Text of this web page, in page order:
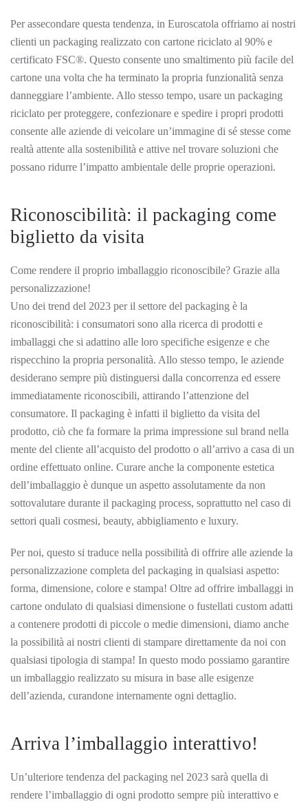
Per assecondare questa tendenza, in Euroscatola offriamo ai nostri
clienti un packaging realizzato con cartone riciclato al 90% e
certificato FSC®. Questo consente uno smaltimento più facile del
cartone una volta che ha terminato la propria funzionalità senza
danneggiare l’ambiente. Allo stesso tempo, usare un packaging
riciclato per proteggere, confezionare e spedire i propri prodotti
consente alle aziende di veicolare un’immagine di sé stesse come
realtà attente alla sostenibilità e attive nel trovare soluzioni che
possano ridurre l’impatto ambientale delle proprie operazioni.
Riconoscibilità: il packaging come
biglietto da visita
Come rendere il proprio imballaggio riconoscibile? Grazie alla
personalizzazione!
Uno dei trend del 2023 per il settore del packaging è la
riconoscibilità: i consumatori sono alla ricerca di prodotti e
imballaggi che si adattino alle loro specifiche esigenze e che
rispecchino la propria personalità. Allo stesso tempo, le aziende
desiderano sempre più distinguersi dalla concorrenza ed essere
immediatamente riconoscibili, attirando l’attenzione del
consumatore. Il packaging è infatti il biglietto da visita del
prodotto, ciò che fa formare la prima impressione sul brand nella
mente del cliente all’acquisto del prodotto o all’arrivo a casa di un
ordine effettuato online. Curare anche la componente estetica
dell’imballaggio è dunque un aspetto assolutamente da non
sottovalutare durante il packaging process, soprattutto nel caso di
settori quali cosmesi, beauty, abbigliamento e luxury.
Per noi, questo si traduce nella possibilità di offrire alle aziende la
personalizzazione completa del packaging in qualsiasi aspetto:
forma, dimensione, colore e stampa! Oltre ad offrire imballaggi in
cartone ondulato di qualsiasi dimensione o fustellati custom adatti
a contenere prodotti di piccole o medie dimensioni, diamo anche
la possibilità ai nostri clienti di stampare direttamente da noi con
qualsiasi tipologia di stampa! In questo modo possiamo garantire
un imballaggio realizzato su misura in base alle esigenze
dell’azienda, curandone internamente ogni dettaglio.
Arriva l’imballaggio interattivo!
Un’ulteriore tendenza del packaging nel 2023 sarà quella di
rendere l’imballaggio di ogni prodotto sempre più interattivo e